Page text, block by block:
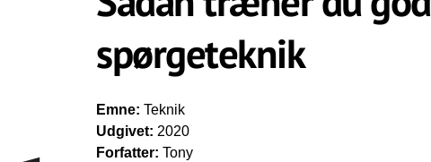
spørgeteknik
Emne: Teknik
Udgivet: 2020
Forfatter: Tony